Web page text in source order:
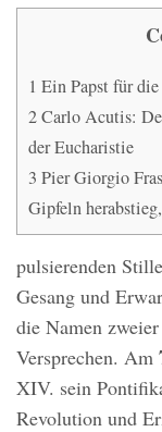
1 Ein Papst für
2Carlo Acutis:
der Eucharistie
3 Pier Giorgio
Gipfeln
pulsierenden
Gesang und
die Namen
Versprechen. Am
XIV. sein
Revolution und